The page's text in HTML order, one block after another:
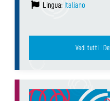
Lingua: Italiano
Vedi tutti i